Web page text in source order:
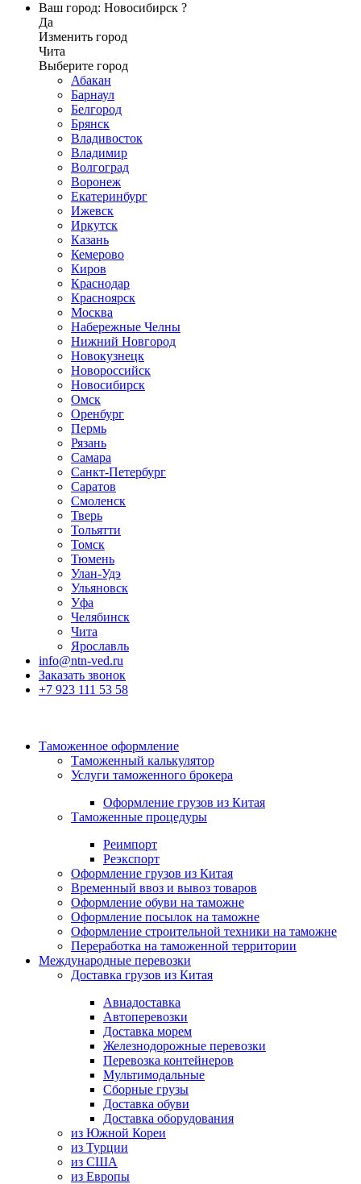
Ваш город: Новосибирск ?
Да
Изменить город
Чита
Выберите город
Абакан
Барнаул
Белгород
Брянск
Владивосток
Владимир
Волгоград
Воронеж
Екатеринбург
Ижевск
Иркутск
Казань
Кемерово
Киров
Краснодар
Красноярск
Москва
Набережные Челны
Нижний Новгород
Новокузнецк
Новороссийск
Новосибирск
Омск
Оренбург
Пермь
Рязань
Самара
Санкт-Петербург
Саратов
Смоленск
Тверь
Тольятти
Томск
Тюмень
Улан-Удэ
Ульяновск
Уфа
Челябинск
Чита
Ярославль
info@ntn-ved.ru
Заказать звонок
+7 923 111 53 58
Таможенное оформление
Таможенный калькулятор
Услуги таможенного брокера
Оформление грузов из Китая
Таможенные процедуры
Реимпорт
Реэкспорт
Оформление грузов из Китая
Временный ввоз и вывоз товаров
Оформление обуви на таможне
Оформление посылок на таможне
Оформление строительной техники на таможне
Переработка на таможенной территории
Международные перевозки
Доставка грузов из Китая
Авиадоставка
Автоперевозки
Доставка морем
Железнодорожные перевозки
Перевозка контейнеров
Мультимодальные
Сборные грузы
Доставка обуви
Доставка оборудования
из Южной Кореи
из Турции
из США
из Европы